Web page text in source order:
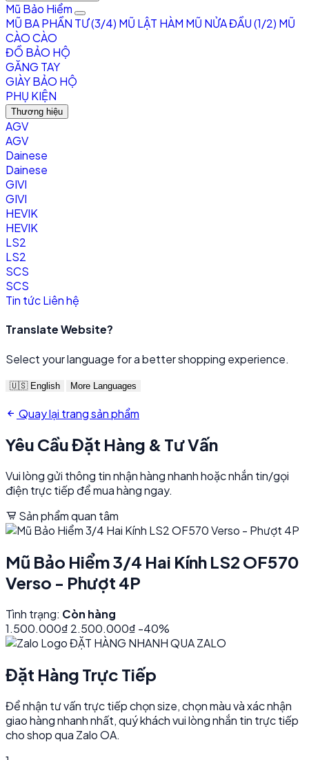
Mũ Bảo Hiểm
MŨ BA PHẦN TƯ (3/4) MŨ LẬT HÀM MŨ NỬA ĐẦU (1/2) MŨ
CÀO CÀO
ĐỒ BẢO HỘ
GĂNG TAY
GIÀY BẢO HỘ
PHỤ KIỆN
Thương hiệu
AGV
AGV
Dainese
Dainese
GIVI
GIVI
HEVIK
HEVIK
LS2
LS2
SCS
SCS
Tin tứcLiên hệ
Translate Website?
Select your language for a better shopping experience.
🇺🇸 English More Languages
Quay lại trang sản phẩm
Yêu Cầu Đặt Hàng & Tư Vấn
Vui lòng gửi thông tin nhận hàng nhanh hoặc nhắn tin/gọi
điện trực tiếp để mua hàng ngay.
Sản phẩm quan tâm
Mũ Bảo Hiểm 3/4 Hai Kính LS2 OF570
Verso - Phượt 4P
Tình trạng: Còn hàng
1.500.000₫ 2.500.000₫ -40%
ĐẶT HÀNG NHANH QUA ZALO
Đặt Hàng Trực Tiếp
Để nhận tư vấn trực tiếp chọn size, chọn màu và xác nhận
giao hàng nhanh nhất, quý khách vui lòng nhắn tin trực tiếp
cho shop qua Zalo OA.